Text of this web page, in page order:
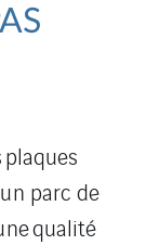
plaques
parc de
qualité